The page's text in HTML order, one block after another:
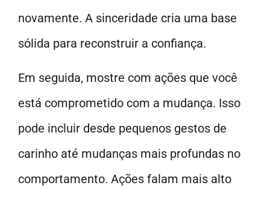
novamente. A sinceridade cria uma base
sólida para reconstruir a confiança.
Em seguida, mostre com ações que você
está comprometido com a mudança. Isso
pode incluir desde pequenos gestos de
carinho até mudanças mais profundas no
comportamento. Ações falam mais alto